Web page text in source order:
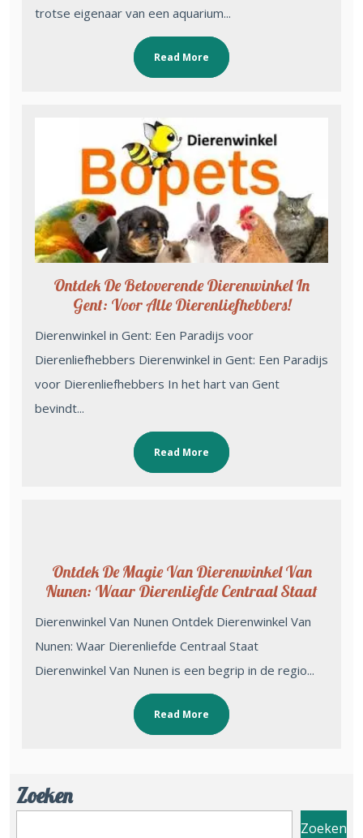
trotse eigenaar van een aquarium...
Read More
Ontdek De Betoverende Dierenwinkel In
Gent: Voor Alle Dierenliefhebbers!
Dierenwinkel in Gent: Een Paradijs voor
Dierenliefhebbers Dierenwinkel in Gent: Een Paradijs
voor Dierenliefhebbers In het hart van Gent
bevindt...
Read More
Nunen: Waar Dierenliefde Centraal Staat
Dierenwinkel Van Nunen Ontdek Dierenwinkel Van
Nunen: Waar Dierenliefde Centraal Staat
Dierenwinkel Van Nunen is een begrip in de regio...
Zoeken